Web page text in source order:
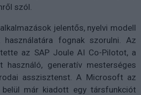
szól.
jelentős, nyelvi modell
használatára fognak szorulni. Az
az SAP Joule AI Co-Pilotot, a
használó, generatív mesterséges
asszisztenst. A Microsoft az
belül már kiadott egy társfunkciót